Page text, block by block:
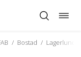
/ Bostad /